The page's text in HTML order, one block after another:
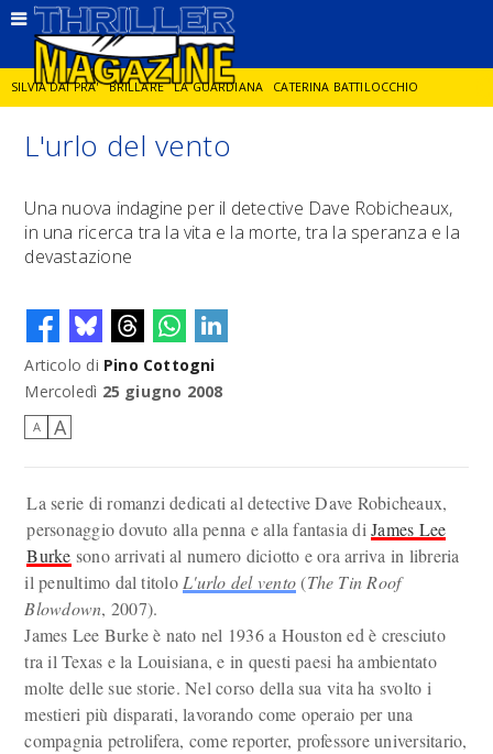
SILVIA DAI PRA' BRILLARE LA GUARDIANA CATERINA BATTILOCCHIO
JORGE DIAZ LA SPIA DELITTO IN CORNICE
DIEGO ZANDEL GLI ANNI DI PIETRA
L'urlo del vento
Una nuova indagine per il detective Dave Robicheaux,
in una ricerca tra la vita e la morte, tra la speranza e la
devastazione
Articolo di Pino Cottogni
Mercoledì 25 giugno 2008
A A
La serie di romanzi dedicati al detective Dave Robicheaux,
personaggio dovuto alla penna e alla fantasia diJames Lee
Burke sono arrivati al numero diciotto e ora arriva in libreria
il penultimo dal titolo L'urlo del vento(The Tin Roof
Blowdown, 2007).
James Lee Burke è nato nel 1936 a Houston ed è cresciuto
tra il Texas e la Louisiana, e in questi paesi ha ambientato
molte delle sue storie. Nel corso della sua vita ha svolto i
mestieri più disparati, lavorando come operaio per una
compagnia petrolifera, come reporter, professore universitario,